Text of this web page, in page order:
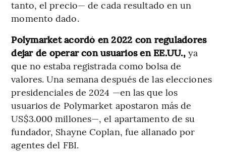
tanto, el precio— de cada resultado en un
momento dado.
Polymarket acordó en 2022 con reguladores
dejar de operar con usuarios en EE.UU., ya
que no estaba registrada como bolsa de
valores. Una semana después de las elecciones
presidenciales de 2024 —en las que los
usuarios de Polymarket apostaron más de
US$3.000 millones—, el apartamento de su
fundador, Shayne Coplan, fue allanado por
agentes del FBI.